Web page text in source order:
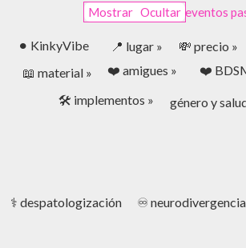
Mostrar Ocultar eventos
⚫︎ KinkyVibe 📍 lugar » 💸 precio »
📖 material »
❤️ amigues » ❤️
🛠️ implementos »
género y
⚕️ despatologización ♾️ neurodivergencia